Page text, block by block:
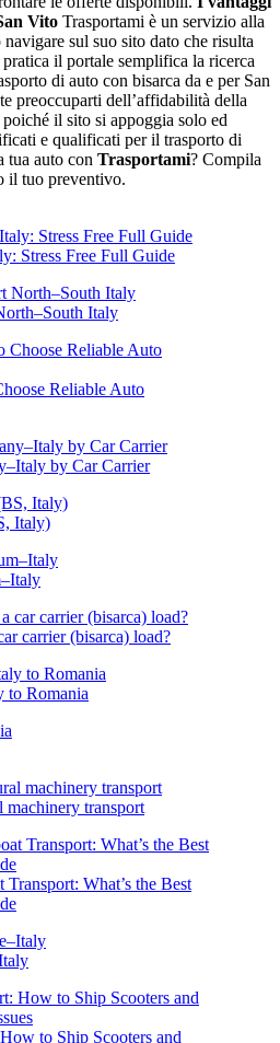
Vito Trasportami è un servizio alla
sul suo sito dato che risulta
il portale semplifica la ricerca
di auto con bisarca da e per San
preoccuparti dell’affidabilità della
il sito si appoggia solo ed
e qualificati per il trasporto di
tua auto con Trasportami? Compila
il tuo preventivo.
Stress Free Full Guide
Italy
Reliable Auto
by Car Carrier
Italy)
carrier (bisarca) load?
to Romania
machinery transport
What’s the Best
to Ship Scooters and